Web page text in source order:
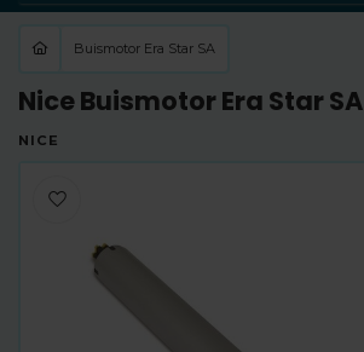
Buismotor Era Star SA
Nice Buismotor Era Star SA
NICE